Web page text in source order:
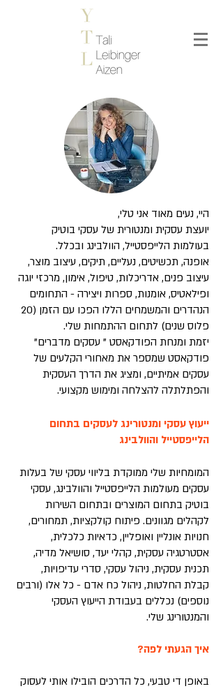
היי, נעים מאוד אני טלי,
יועצת עסקית ומנטורית של עסקי בוטיק
בעולמות הלייפסטייל, הוולבינג ובכלל.
אופנה, תכשיטים, נעליים, תיקים, עיצוב מוצר,
עיצוב פנים, אדריכלות, טיפול, אימון, מרכזי יוגה
ופילאטיס, אומנות, ספרות ויצירה - התחומים
הנהדרים והמשמחים הללו הפכו עם הזמן (20
פלוס שנים) לתחום ההתמחות שלי.
יזמת ומנחת הפודקאסט " עסקים מדברים"
פודקאסט שמספר את מאחורי הקלעים של
עסקים אמיתיים, ומציג את הדרך העסקית
והפתלתלה להצלחה ומימוש מקצועי.
ייעוץ עסקי ומנטורינג לעסקים בתחום
הלייפסטייל והוולבינג
המומחיות שלי ממוקדת בליווי עסקי של בעלות
עסקים מעולמות הלייפסטייל והוולבינג, עסקי
בוטיק בתחום המוצרים ובתחום השירות
לקהלים מגוונים. פיתוח קולקציות, תמחורים,
חנויות אונליין ואופליין, כדאיות כלכלית,
אסטרטגיה עסקית, קהלי יעד, סושיאל מדיה,
תכנית עסקית, ניהול עסקי, סדרי עדיפויות,
קבלת החלטות, ניהול כח אדם - כל אלו (ורבים
נוספים) נכללים בעבודת הייעוץ העסקי
והמנטורינג שלי.
איך הגעתי לפה?
באופן די טבעי, כל הדרכים הובילו אותי לעסוק